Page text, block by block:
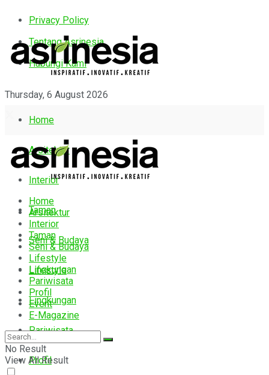
Privacy Policy
Tentang Asrinesia
Hubungi Kami
Thursday, 6 August 2026
Home
Arsitektur
Interior
Taman
Seni & Budaya
Lifestyle
Lingkungan
Pariwisata
Profil
Home
Arsitektur
Interior
Taman
Seni & Budaya
Lifestyle
Lingkungan
Pariwisata
Profil
Event
E-Magazine
No Result
View All Result